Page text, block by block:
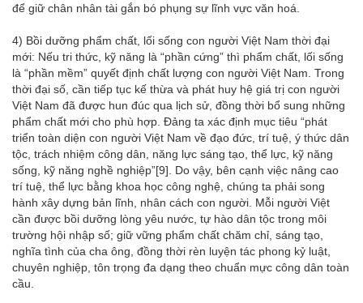
để giữ chân nhân tài gắn bó phụng sự lĩnh vực văn hoá.
4) Bồi dưỡng phẩm chất, lối sống con người Việt Nam thời đại
mới: Nếu tri thức, kỹ năng là “phần cứng” thì phẩm chất, lối sống
là “phần mềm” quyết định chất lượng con người Việt Nam. Trong
thời đại số, cần tiếp tục kế thừa và phát huy hệ giá trị con người
Việt Nam đã được hun đúc qua lịch sử, đồng thời bổ sung những
phẩm chất mới cho phù hợp. Đảng ta xác định mục tiêu “phát
triển toàn diện con người Việt Nam về đạo đức, trí tuệ, ý thức dân
tộc, trách nhiệm công dân, năng lực sáng tạo, thể lực, kỹ năng
sống, kỹ năng nghề nghiệp”[9] . Do vậy, bên cạnh việc nâng cao
trí tuệ, thể lực bằng khoa học công nghệ, chúng ta phải song
hành xây dựng bản lĩnh, nhân cách con người. Mỗi người Việt
cần được bồi dưỡng lòng yêu nước, tự hào dân tộc trong môi
trường hội nhập số; giữ vững phẩm chất chăm chỉ, sáng tạo,
nghĩa tình của cha ông, đồng thời rèn luyện tác phong kỷ luật,
chuyên nghiệp, tôn trọng đa dạng theo chuẩn mực công dân toàn
cầu.